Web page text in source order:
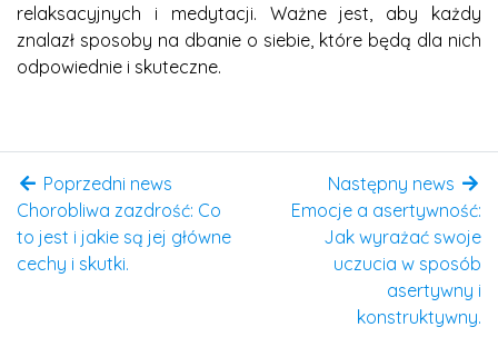
relaksacyjnych i medytacji. Ważne jest, aby każdy
znalazł sposoby na dbanie o siebie, które będą dla nich
odpowiednie i skuteczne.
Poprzedni news
Chorobliwa zazdrość: Co
to jest i jakie są jej główne
cechy i skutki.
Następny news
Emocje a asertywność:
Jak wyrażać swoje
uczucia w sposób
asertywny i
konstruktywny.